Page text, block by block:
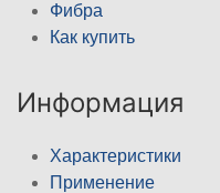
Фибра
Как купить
Информация
Характеристики
Применение